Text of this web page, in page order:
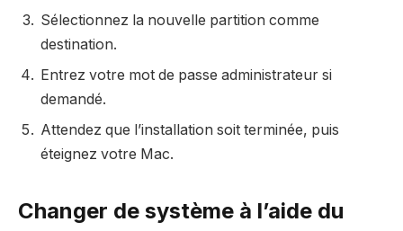
Sélectionnez la nouvelle partition comme
destination.
Entrez votre mot de passe administrateur si
demandé.
Attendez que l’installation soit terminée, puis
éteignez votre Mac.
Changer de système à l’aide du